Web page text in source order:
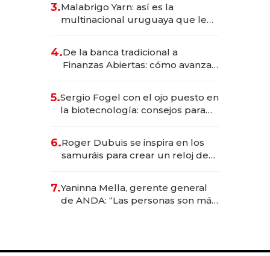
anticipación y prepara apertura
3.Malabrigo Yarn: así es la
multinacional uruguaya que le
4.De la banca tradicional a
Finanzas Abiertas: cómo avanza
5.Sergio Fogel con el ojo puesto en
la biotecnología: consejos para
6.Roger Dubuis se inspira en los
samuráis para crear un reloj de
7.Yaninna Mella, gerente general
de ANDA: “Las personas son más